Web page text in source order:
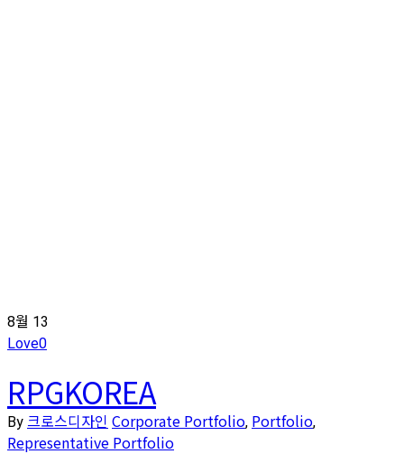
8월 13
Love0
RPGKOREA
By 크로스디자인 Corporate Portfolio, Portfolio,
Representative Portfolio